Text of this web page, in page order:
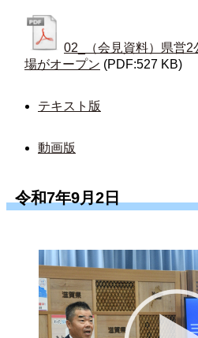
02_（会見資料）県営2
場がオープン (PDF:527 KB)
テキスト版
動画版
令和7年9月2日